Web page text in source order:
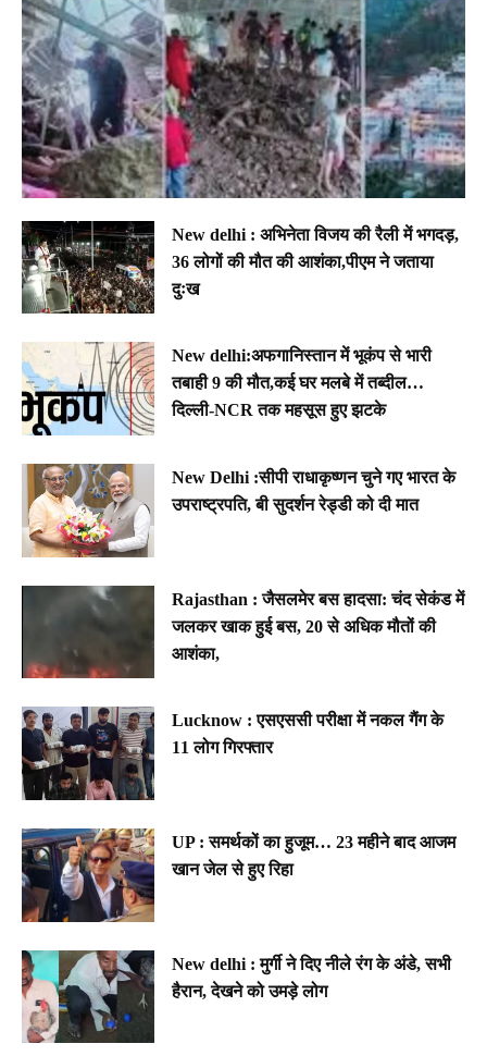
New delhi : अभिनेता विजय की रैली में भगदड़,
36 लोगों की मौत की आशंका,पीएम ने जताया
दुःख
New delhi:अफगानिस्तान में भूकंप से भारी
तबाही 9 की मौत,कई घर मलबे में तब्दील…
दिल्ली-NCR तक महसूस हुए झटके
New Delhi :सीपी राधाकृष्णन चुने गए भारत के
उपराष्ट्रपति, बी सुदर्शन रेड्डी को दी मात
Rajasthan : जैसलमेर बस हादसा: चंद सेकंड में
जलकर खाक हुई बस, 20 से अधिक मौतों की
आशंका,
Lucknow : एसएससी परीक्षा में नकल गैंग के
11 लोग गिरफ्तार
UP : समर्थकों का हुजूम… 23 महीने बाद आजम
खान जेल से हुए रिहा
New delhi : मुर्गी ने दिए नीले रंग के अंडे, सभी
हैरान, देखने को उमड़े लोग